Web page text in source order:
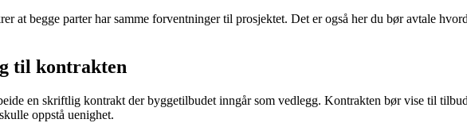
at begge parter har samme forventninger til prosjektet. Det er også her du bør avtale
til kontrakten
en skriftlig kontrakt der byggetilbudet inngår som vedlegg. Kontrakten bør vise til
oppstå uenighet.